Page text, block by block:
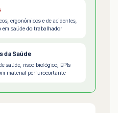
ergonômicos e de acidentes,
em saúde do trabalhador
da Saúde
saúde, risco biológico, EPIs
material perfurocortante